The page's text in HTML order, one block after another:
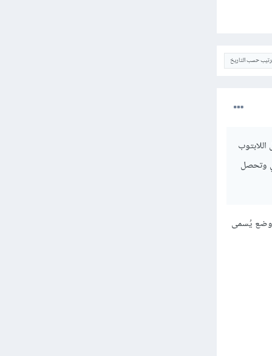
حسب التاريخ
وتحصل
وضع يُسمى